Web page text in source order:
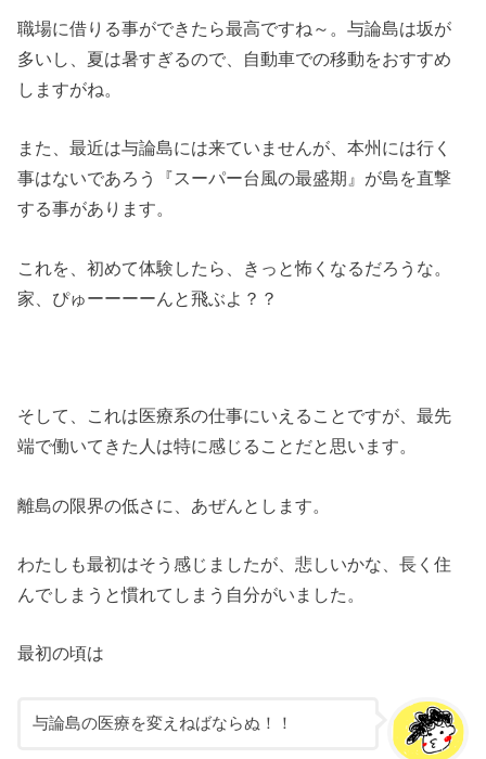
職場に借りる事ができたら最高ですね～。与論島は坂が
多いし、夏は暑すぎるので、自動車での移動をおすすめ
しますがね。
また、最近は与論島には来ていませんが、本州には行く
事はないであろう『スーパー台風の最盛期』が島を直撃
する事があります。
これを、初めて体験したら、きっと怖くなるだろうな。
家、ぴゅーーーーんと飛ぶよ？？
そして、これは医療系の仕事にいえることですが、最先
端で働いてきた人は特に感じることだと思います。
離島の限界の低さに、あぜんとします。
わたしも最初はそう感じましたが、悲しいかな、長く住
んでしまうと慣れてしまう自分がいました。
最初の頃は
与論島の医療を変えねばならぬ！！